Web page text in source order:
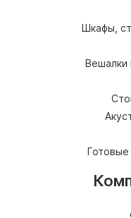
Шкафы,
Вешалки